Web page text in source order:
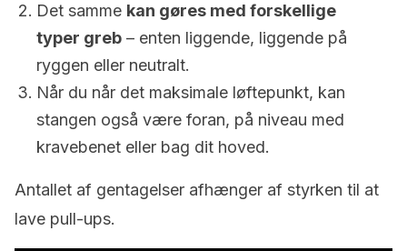
Det samme kan gøres med forskellige
typer greb – enten liggende, liggende på
ryggen eller neutralt.
Når du når det maksimale løftepunkt, kan
stangen også være foran, på niveau med
kravebenet eller bag dit hoved.
Antallet af gentagelser afhænger af styrken til at
lave pull-ups.